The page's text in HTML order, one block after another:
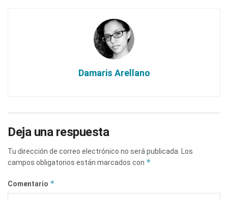
Damaris Arellano
Deja una respuesta
Tu dirección de correo electrónico no será publicada.
Los
campos obligatorios están marcados con *
Comentario *